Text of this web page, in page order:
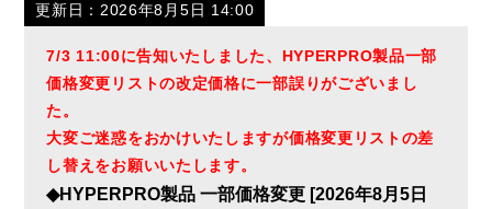
更新日：2026年8月5日 14:00
7/3 11:00に告知いたしました、HYPERPRO製品一部
価格変更リストの改定価格に一部誤りがございまし
た。
大変ご迷惑をおかけいたしますが価格変更リストの差
し替えをお願いいたします。
◆HYPERPRO製品 一部価格変更 [2026年8月5日